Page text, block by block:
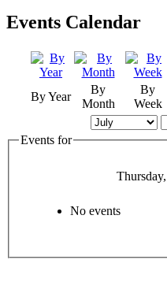
Events Calendar
By Year
By
Month
By
Week
Events for
No events